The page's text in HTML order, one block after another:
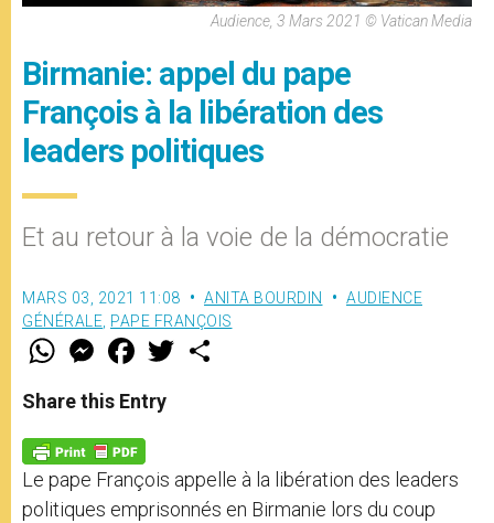
Audience, 3 Mars 2021 © Vatican Media
Birmanie: appel du pape
François à la libération des
leaders politiques
Et au retour à la voie de la démocratie
MARS 03, 2021 11:08 ANITA BOURDIN
AUDIENCE
GÉNÉRALE, PAPE FRANÇOIS
W
t
s
p
p
M
e
s
e
g
e
r
F
a
e
b
o
k
w
Share this Entry
Le pape François appelle à la libération des leaders
politiques emprisonnés en Birmanie lors du coup